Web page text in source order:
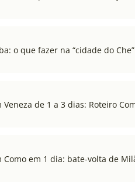
o que fazer na “cidade do Che”
Veneza de 1 a 3 dias: Roteiro
Como em 1 dia: bate-volta de